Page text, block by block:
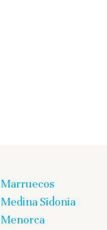
Marruecos
Medina Sidonia
Menorca